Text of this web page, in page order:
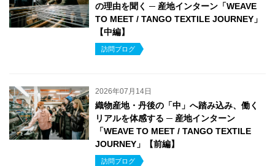
の理由を聞く ─ 産地インターン「WEAVE
TO MEET / TANGO TEXTILE JOURNEY」
【中編】
訪問ブログ
2026年07月14日
織物産地・丹後の「中」へ踏み込み、働く
リアルを体感する ─ 産地インターン
「WEAVE TO MEET / TANGO TEXTILE
JOURNEY」【前編】
訪問ブログ